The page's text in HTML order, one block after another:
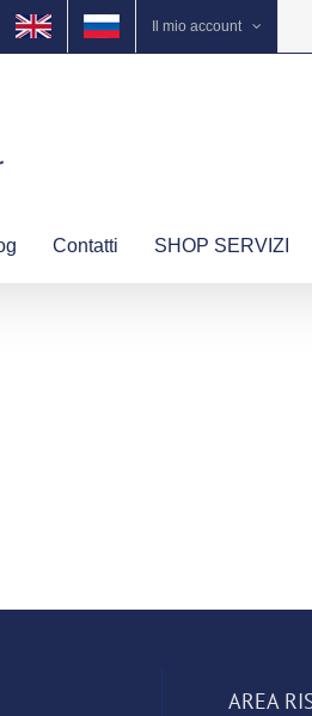
Il mio account
Contatti SHOP SERVIZI
AREA